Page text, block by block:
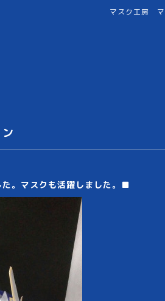
マスク工房 マ
。マスクも活躍しました。■